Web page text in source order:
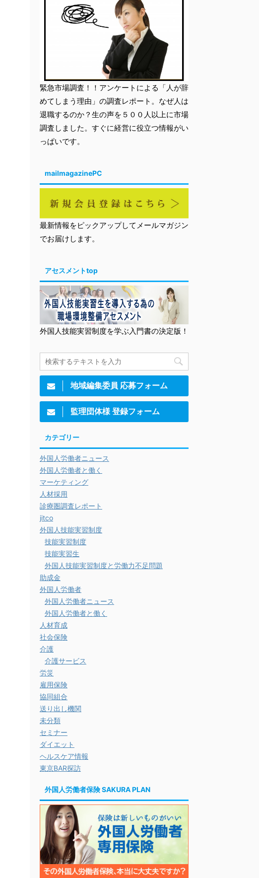
緊急市場調査！！アンケートによる「人が辞
めてしまう理由」の調査レポート。なぜ人は
退職するのか？生の声を５００人以上に市場
調査しました。すぐに経営に役立つ情報がい
っぱいです。
mailmagazinePC
最新情報をピックアップしてメールマガジン
でお届けします。
アセスメントtop
外国人技能実習制度を学ぶ入門書の決定版！
地域編集委員 応募フォーム
監理団体様 登録フォーム
カテゴリー
外国人労働者ニュース
外国人労働者と働く
マーケティング
人材採用
診療圏調査レポート
jitco
外国人技能実習制度
技能実習制度
技能実習生
外国人技能実習制度と労働力不足問題
助成金
外国人労働者
外国人労働者ニュース
外国人労働者と働く
人材育成
社会保険
介護
介護サービス
労災
雇用保険
協同組合
送り出し機関
未分類
セミナー
ダイエット
ヘルスケア情報
東京BAR探訪
外国人労働者保険 SAKURA PLAN